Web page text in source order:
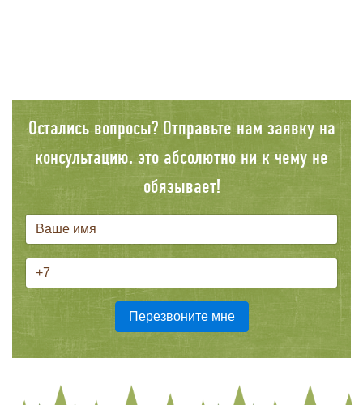
Остались вопросы? Отправьте нам заявку на
консультацию, это абсолютно ни к чему не
обязывает!